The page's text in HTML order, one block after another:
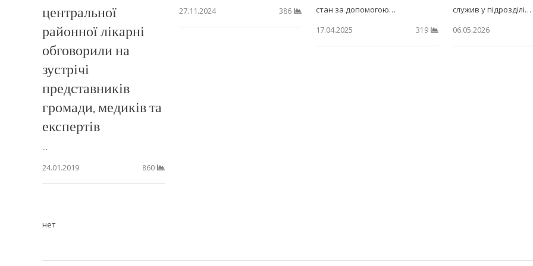
центральної
районної лікарні
обговорили на
зустрічі
представників
громади, медиків та
експертів
...
24.01.2019
860
27.11.2024 386
стан за допомогою…
17.04.2025
319
служив у підрозділі…
06.05.2026
нет